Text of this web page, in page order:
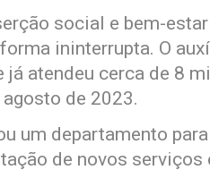
social e bem-
ininterrupta. O
já atendeu cerca de 8
de 2023.
um departamento
de novos serviços